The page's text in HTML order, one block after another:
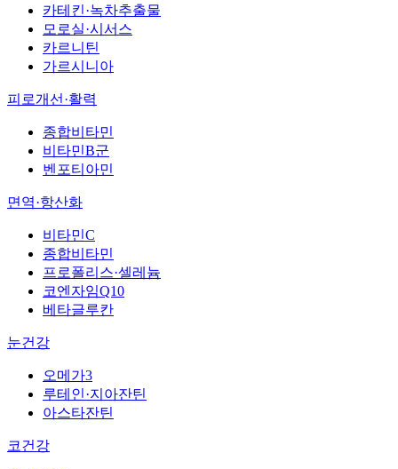
카테킨·녹차추출물
모로실·시서스
카르니틴
가르시니아
피로개선·활력
종합비타민
비타민B군
벤포티아민
면역·항산화
비타민C
종합비타민
프로폴리스·셀레늄
코엔자임Q10
베타글루칸
눈건강
오메가3
루테인·지아잔틴
아스타잔틴
코건강